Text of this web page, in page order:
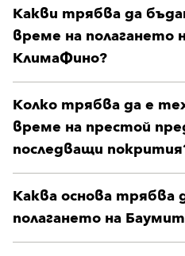
Какви трябва да
време на полагането
КлимаФино?
Колко трябва да е
време на престой
последващи
Каква основа трябва
полагането на